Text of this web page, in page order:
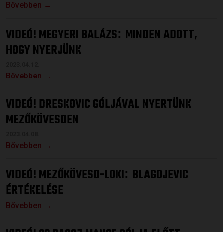
Bővebben →
VIDEÓ! MEGYERI BALÁZS: MINDEN ADOTT,
HOGY NYERJÜNK
Bővebben →
VIDEÓ! DRESKOVIC GÓLJÁVAL NYERTÜNK
MEZŐKÖVESDEN
Bővebben →
VIDEÓ! MEZŐKÖVESD-LOKI: BLAGOJEVIC
ÉRTÉKELÉSE
Bővebben →